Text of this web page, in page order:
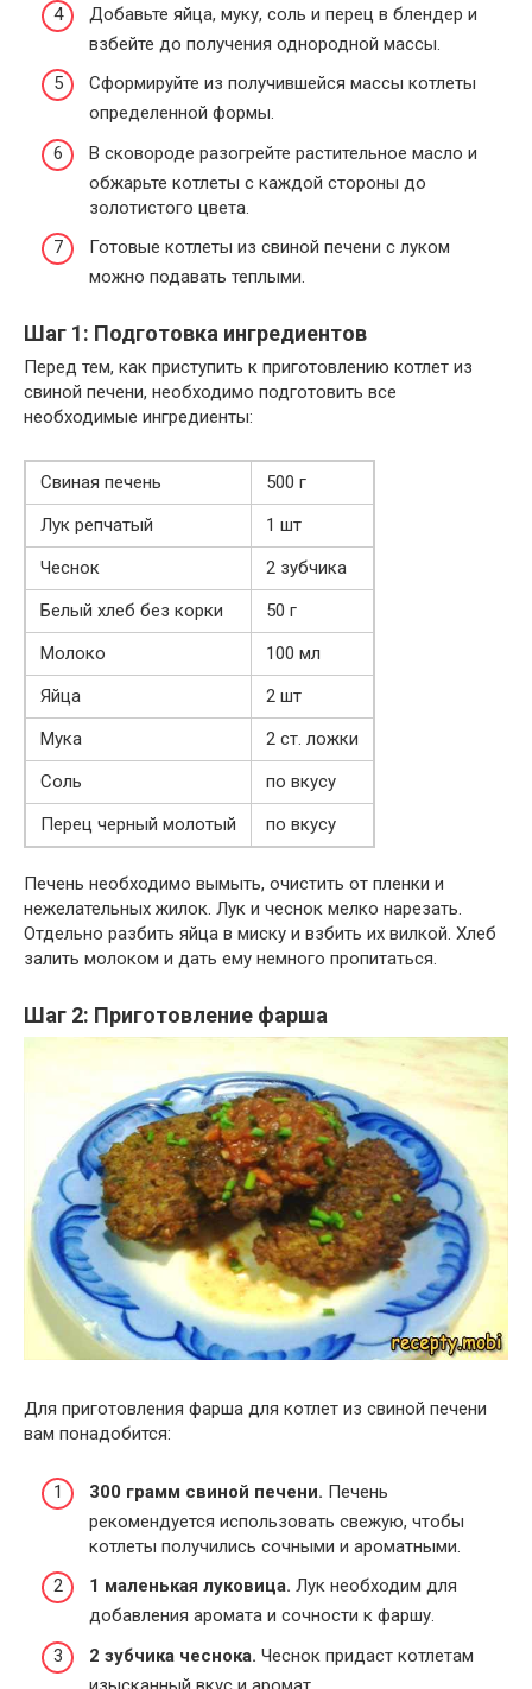
Добавьте яйца, муку, соль и перец в блендер и
взбейте до получения однородной массы.
Сформируйте из получившейся массы котлеты
определенной формы.
В сковороде разогрейте растительное масло и
обжарьте котлеты с каждой стороны до
золотистого цвета.
Готовые котлеты из свиной печени с луком
можно подавать теплыми.
Шаг 1: Подготовка ингредиентов
Перед тем, как приступить к приготовлению котлет из
свиной печени, необходимо подготовить все
необходимые ингредиенты:
Свиная печень
500 г
Лук репчатый
1 шт
Чеснок
2 зубчика
Белый хлеб без корки
50 г
Молоко
100 мл
Яйца
2 шт
Мука
2 ст. ложки
Соль
по вкусу
Перец черный молотый
по вкусу
Печень необходимо вымыть, очистить от пленки и
нежелательных жилок. Лук и чеснок мелко нарезать.
Отдельно разбить яйца в миску и взбить их вилкой. Хлеб
залить молоком и дать ему немного пропитаться.
Шаг 2: Приготовление фарша
Для приготовления фарша для котлет из свиной печени
вам понадобится:
300 грамм свиной печени. Печень
рекомендуется использовать свежую, чтобы
котлеты получились сочными и ароматными.
1 маленькая луковица. Лук необходим для
добавления аромата и сочности к фаршу.
2 зубчика чеснока. Чеснок придаст котлетам